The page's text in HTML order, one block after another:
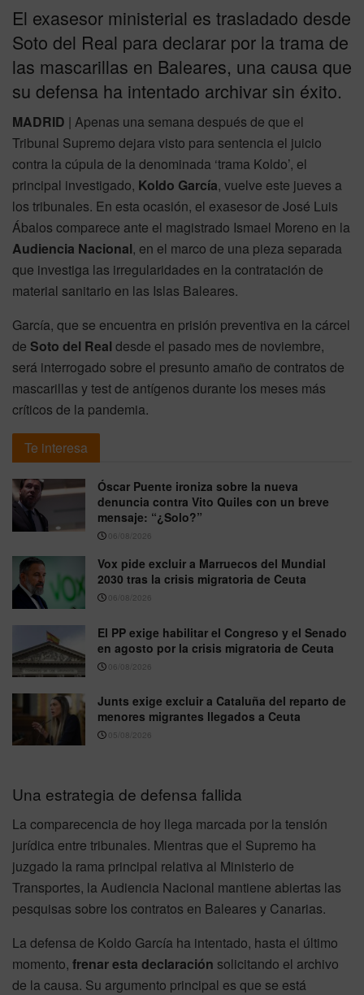
El exasesor ministerial es trasladado desde
Soto del Real para declarar por la trama de
las mascarillas en Baleares, una causa que
su defensa ha intentado archivar sin éxito.
MADRID | Apenas una semana después de que el
Tribunal Supremo dejara visto para sentencia el juicio
contra la cúpula de la denominada ‘trama Koldo’, el
principal investigado, Koldo García, vuelve este jueves a
los tribunales. En esta ocasión, el exasesor de José Luis
Ábalos comparece ante el magistrado Ismael Moreno en la
Audiencia Nacional, en el marco de una pieza separada
que investiga las irregularidades en la contratación de
material sanitario en las Islas Baleares.
García, que se encuentra en prisión preventiva en la cárcel
de Soto del Real desde el pasado mes de noviembre,
será interrogado sobre el presunto amaño de contratos de
mascarillas y test de antígenos durante los meses más
críticos de la pandemia.
Te interesa
Óscar Puente ironiza sobre la nueva
denuncia contra Vito Quiles con un breve
mensaje: “¿Solo?”
06/08/2026
Vox pide excluir a Marruecos del Mundial
2030 tras la crisis migratoria de Ceuta
06/08/2026
El PP exige habilitar el Congreso y el Senado
en agosto por la crisis migratoria de Ceuta
06/08/2026
Junts exige excluir a Cataluña del reparto de
menores migrantes llegados a Ceuta
05/08/2026
Una estrategia de defensa fallida
La comparecencia de hoy llega marcada por la tensión
jurídica entre tribunales. Mientras que el Supremo ha
juzgado la rama principal relativa al Ministerio de
Transportes, la Audiencia Nacional mantiene abiertas las
pesquisas sobre los contratos en Baleares y Canarias.
La defensa de Koldo García ha intentado, hasta el último
momento, frenar esta declaración solicitando el archivo
de la causa. Su argumento principal es que se está